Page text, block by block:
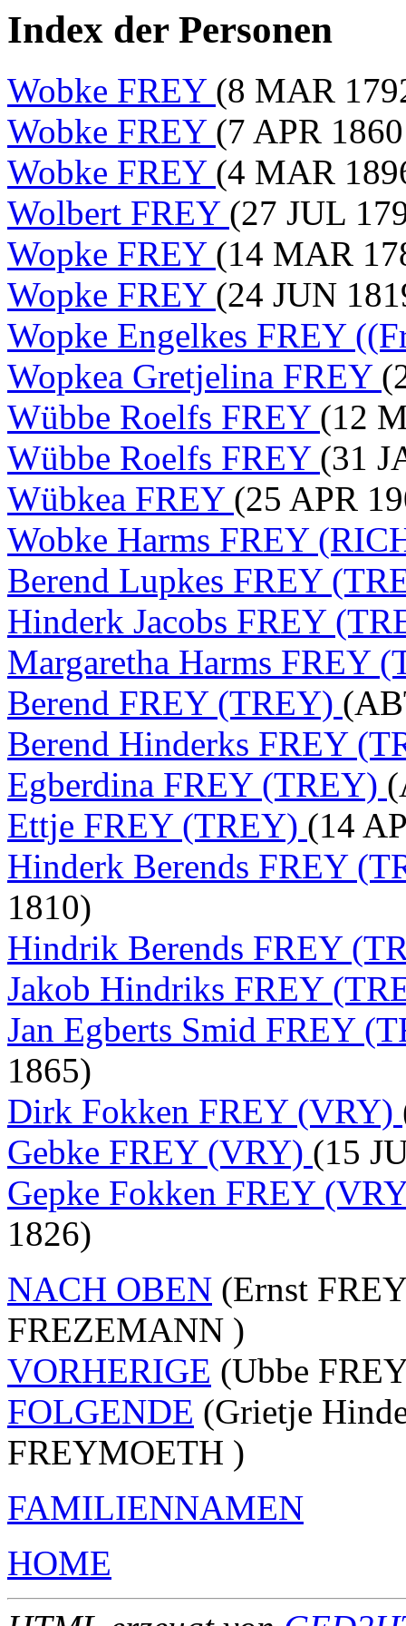
Index der Personen
Wobke FREY (8 MAR
Wobke FREY (7 APR
Wobke FREY (4 MAR
Wolbert FREY (27 JUL
Wopke FREY (14 MAR
Wopke FREY (24 JUN
Wopke Engelkes FREY
Wopkea Gretjelina FREY
Wübbe Roelfs FREY (12
Wübbe Roelfs FREY (31
Wübkea FREY (25 APR
Wobke Harms FREY
Berend Lupkes FREY
Hinderk Jacobs FREY
Margaretha Harms FREY
Berend FREY (TREY)
Berend Hinderks FREY
Egberdina FREY (TREY)
Ettje FREY (TREY) (14
Hinderk Berends FREY
1810)
Hindrik Berends FREY
Jakob Hindriks FREY
Jan Egberts Smid FREY
1865)
Dirk Fokken FREY (VRY)
Gebke FREY (VRY) (15
Gepke Fokken FREY
1826)
NACH OBEN (Ernst
FREZEMANN )
VORHERIGE (Ubbe
FOLGENDE (Grietje
FREYMOETH )
FAMILIENNAMEN
HOME